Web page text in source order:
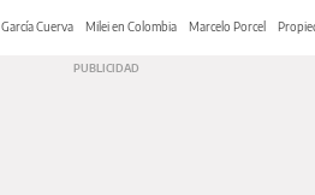
García Cuerva Milei en Colombia Marcelo Porcel